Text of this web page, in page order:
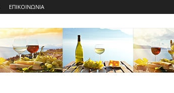
ΕΠΙΚΟΙΝΩΝΙΑ